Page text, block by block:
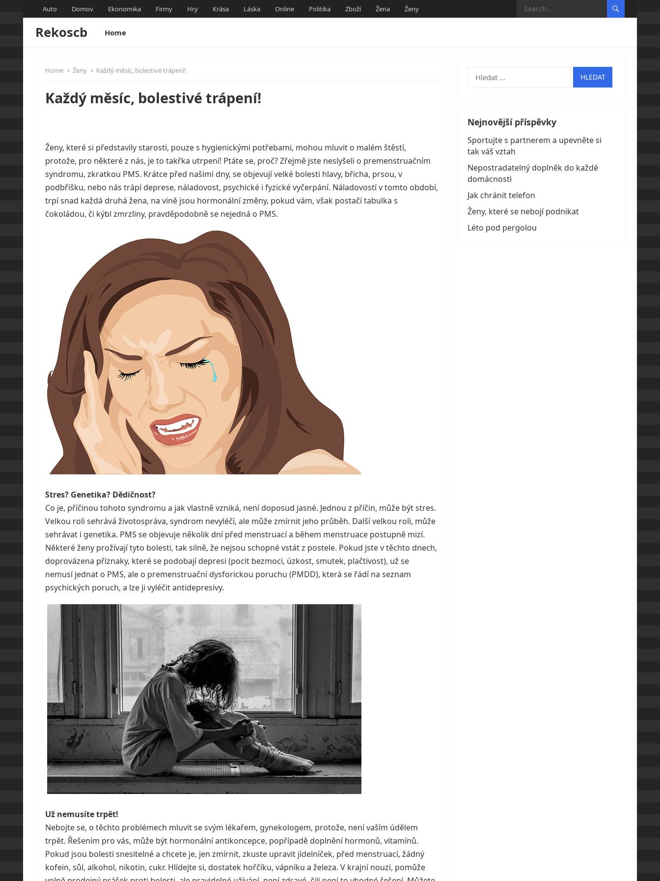
Auto Domov Ekonomika Firmy Hry Krása Láska Online Politika Zboží Žena Ženy
Rekoscb Home
Home Ženy Každý měsíc, bolestivé trápení!
Každý měsíc, bolestivé trápení!
Ženy, které si představily starosti, pouze s hygienickými potřebami, mohou mluvit o malém štěstí,
protože, pro některé z nás, je to takřka utrpení! Ptáte se, proč? Zřejmě jste neslyšeli o premenstruačním
syndromu, zkratkou PMS. Krátce před našimi dny, se objevují velké bolesti hlavy, břicha, prsou, v
podbřišku, nebo nás trápí deprese, náladovost, psychické i fyzické vyčerpání. Náladovostí v tomto období,
trpí snad každá druhá žena, na vině jsou hormonální změny, pokud vám, však postačí tabulka s
čokoládou, či kýbl zmrzliny, pravděpodobně se nejedná o PMS.
Stres? Genetika? Dědičnost?
Co je, příčinou tohoto syndromu a jak vlastně vzniká, není doposud jasné. Jednou z příčin, může být stres.
Velkou roli sehrává životospráva, syndrom nevyléčí, ale může zmírnit jeho průběh. Další velkou roli, může
sehrávat i genetika. PMS se objevuje několik dní před menstruací a během menstruace postupně mizí.
Některé ženy prožívají tyto bolesti, tak silně, že nejsou schopné vstát z postele. Pokud jste v těchto dnech,
doprovázena příznaky, které se podobají depresi (pocit bezmoci, úzkost, smutek, plačtivost), už se
nemusí jednat o PMS, ale o premenstruační dysforickou poruchu (PMDD), která se řádí na seznam
psychických poruch, a lze ji vyléčit antidepresivy.
Už nemusíte trpět!
Nebojte se, o těchto problémech mluvit se svým lékařem, gynekologem, protože, není vaším údělem
trpět. Řešením pro vás, může být hormonální antikoncepce, popřípadě doplnění hormonů, vitamínů.
Pokud jsou bolesti snesitelné a chcete je, jen zmírnit, zkuste upravit jídelníček, před menstruací, žádný
kofein, sůl, alkohol, nikotin, cukr. Hlídejte si, dostatek hořčíku, vápníku a železa. V krajní nouzi, pomůže
Vyhledávání
Nejnovější příspěvky
Sportujte s partnerem a upevněte si
tak váš vztah
Nepostradatelný doplněk do každé
domácnosti
Jak chránit telefon
Ženy, které se nebojí podnikat
Léto pod pergolou